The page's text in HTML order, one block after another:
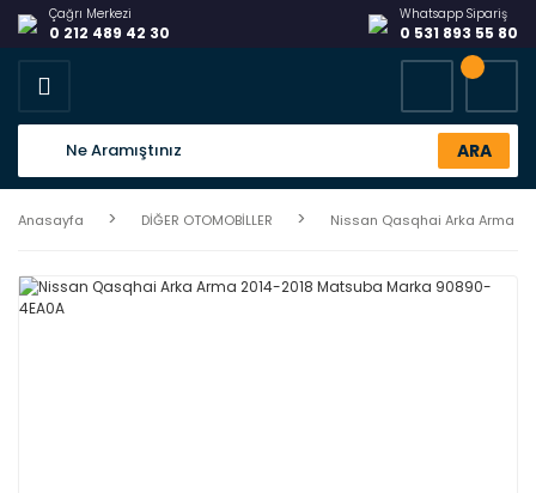
Çağrı Merkezi
0 212 489 42 30
Whatsapp Sipariş
0 531 893 55 80
ARA
Anasayfa DİĞER OTOMOBİLLER Nissan Qasqhai Arka Arma